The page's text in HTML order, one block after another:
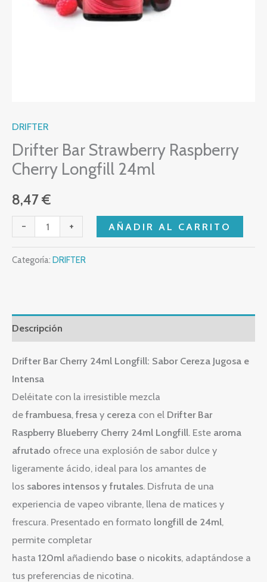
DRIFTER
Drifter Bar Strawberry Raspberry
Cherry Longfill 24ml
8,47€
- + AÑADIR AL CARRITO
Categoría: DRIFTER
Descripción
Drifter Bar Cherry 24ml Longfill: Sabor Cereza Jugosa e
Intensa
Deléitate con la irresistible mezcla
de frambuesa, fresa y cereza con el Drifter Bar
Raspberry Blueberry Cherry 24ml Longfill. Este aroma
afrutado ofrece una explosión de sabor dulce y
ligeramente ácido, ideal para los amantes de
los sabores intensos y frutales. Disfruta de una
experiencia de vapeo vibrante, llena de matices y
frescura. Presentado en formato longfill de 24ml,
permite completar
hasta 120ml añadiendo base o nicokits, adaptándose a
tus preferencias de nicotina.